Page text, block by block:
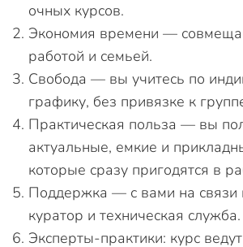
очных курсов.
Экономия времени —
работой и семьей.
Свобода — вы учитесь по
графику, без привязке к
Практическая польза — вы
актуальные, емкие и
которые сразу пригодятся в
Поддержка — с вами на связи
куратор и техническая служба.
Эксперты-практики: курс ведут